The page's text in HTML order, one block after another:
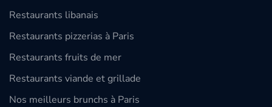
Restaurants libanais
Restaurants pizzerias à Paris
Restaurants fruits de mer
Restaurants viande et grillade
Nos meilleurs brunchs à Paris